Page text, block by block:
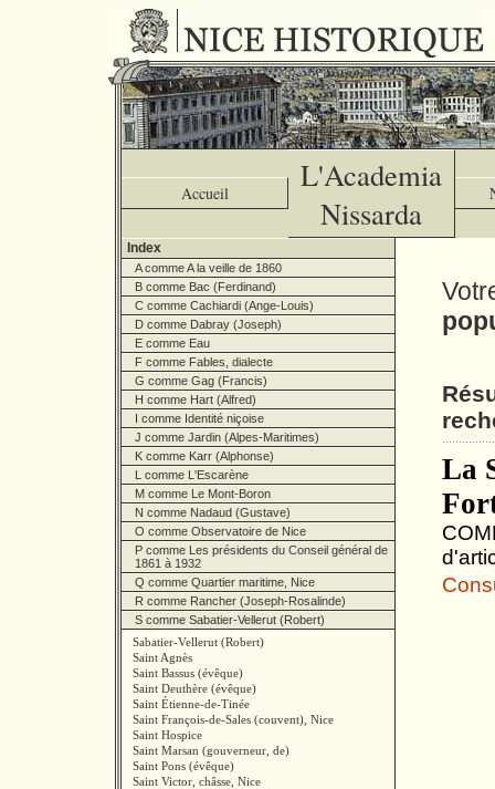
Accueil
L'Academia
Nissarda
Index
A comme A la veille de 1860
B comme Bac (Ferdinand)
C comme Cachiardi (Ange-Louis)
D comme Dabray (Joseph)
E comme Eau
F comme Fables, dialecte
G comme Gag (Francis)
H comme Hart (Alfred)
I comme Identité niçoise
J comme Jardin (Alpes-Maritimes)
K comme Karr (Alphonse)
L comme L'Escarène
M comme Le Mont-Boron
N comme Nadaud (Gustave)
O comme Observatoire de Nice
P comme Les présidents du Conseil général de
1861 à 1932
Q comme Quartier maritime, Nice
R comme Rancher (Joseph-Rosalinde)
S comme Sabatier-Vellerut (Robert)
Sabatier-Vellerut (Robert)
Saint Agnès
Saint Bassus (évêque)
Saint Deuthère (évêque)
Saint Étienne-de-Tinée
Saint François-de-Sales (couvent), Nice
Saint Hospice
Saint Marsan (gouverneur, de)
Saint Pons (évêque)
Saint Victor, châsse, Nice
La